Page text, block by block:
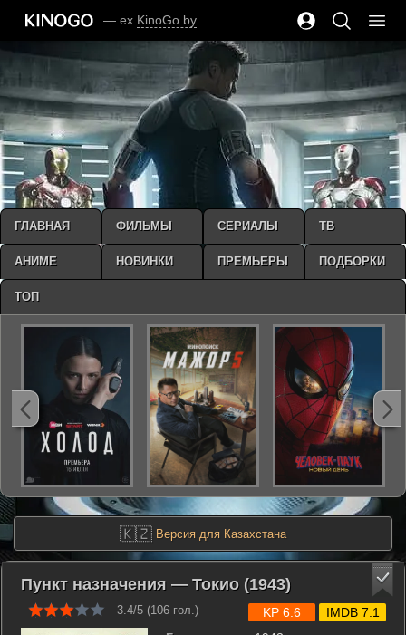
— ex KinoGo.by
🇰🇿 Версия для Казахстана
Пункт назначения — Токио (1943)
3.4/5 (106 гол.) KP 6.6 IMDB 7.1
ГЛАВНАЯ ФИЛЬМЫ СЕРИАЛЫ ТВ
АНИМЕ НОВИНКИ ПРЕМЬЕРЫ ПОДБОРКИ
ТОП